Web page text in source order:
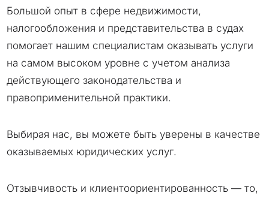
Большой опыт в сфере недвижимости,
налогообложения и представительства в судах
помогает нашим специалистам оказывать услуги
на самом высоком уровне с учетом анализа
действующего законодательства и
правоприменительной практики.
Выбирая нас, вы можете быть уверены в качестве
оказываемых юридических услуг.
Отзывчивость и клиентоориентированность — то,